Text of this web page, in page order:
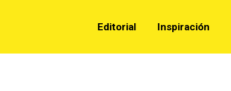
Editorial Inspiración
Editorial Inspiración